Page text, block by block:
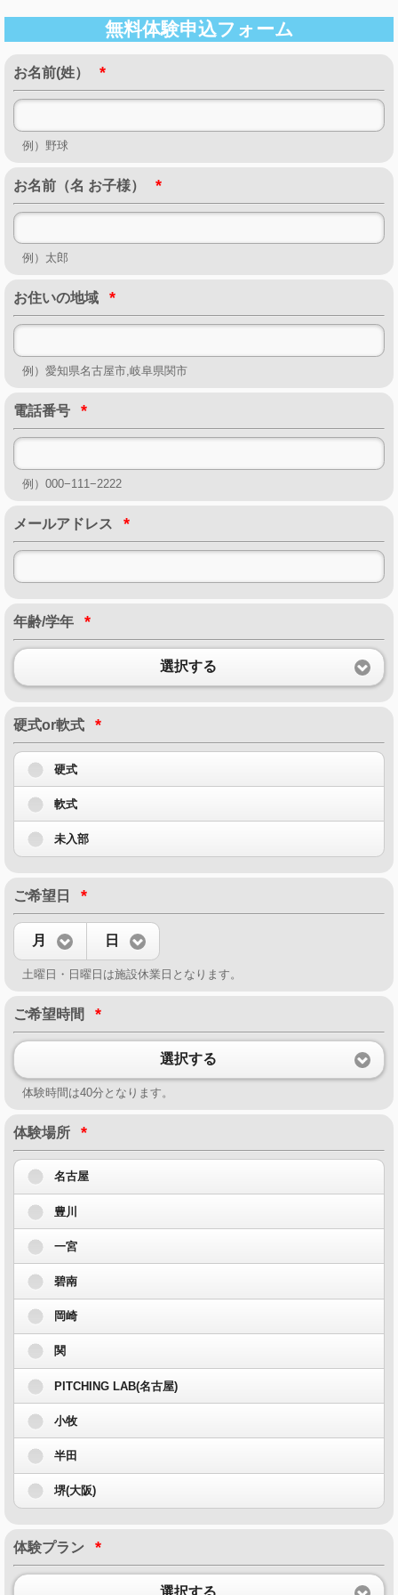
無料体験申込フォーム
お名前(姓） *
例）野球
お名前（名 お子様） *
例）太郎
お住いの地域 *
例）愛知県名古屋市,岐阜県関市
電話番号 *
例）000−111−2222
メールアドレス *
年齢/学年 *
選択する
硬式or軟式 *
硬式
軟式
未入部
ご希望日 *
月 日
土曜日・日曜日は施設休業日となります。
ご希望時間 *
選択する
体験時間は40分となります。
体験場所 *
名古屋
豊川
一宮
碧南
岡崎
関
PITCHING LAB(名古屋)
小牧
半田
堺(大阪)
体験プラン *